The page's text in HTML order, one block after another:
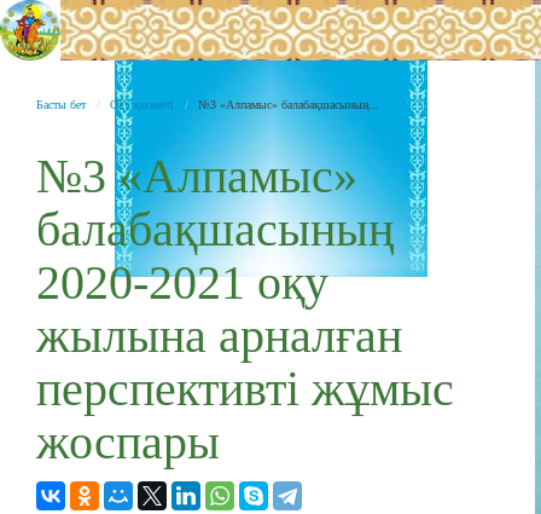
Басты бет Оқу қызметі №3 «Алпамыс» балабақшасының...
№3 «Алпамыс»
балабақшасының
2020-2021 оқу
жылына арналған
перспективті жұмыс
жоспары